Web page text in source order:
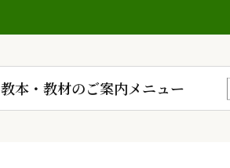
教本・教材のご案内メニュー